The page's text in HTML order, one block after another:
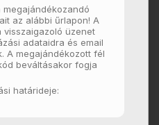
megajándékozandó
az alábbi űrlapon! A
visszaigazoló üzenet
adataidra és email
A megajándékozott fél
beváltásakor fogja
határideje: